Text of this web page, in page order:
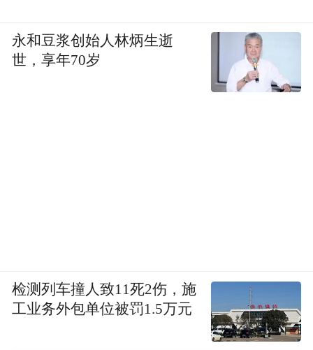
永和豆浆创始人林炳生逝
世，享年70岁
检测列车撞人致11死2伤，施
工业务外包单位被罚1.5万元